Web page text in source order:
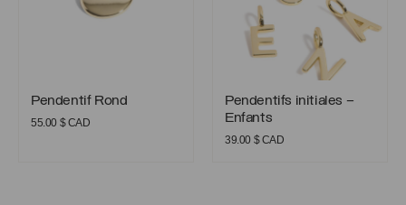
Pendentif Rond
55.00 $ CAD
Pendentifs initiales –
Enfants
39.00 $ CAD